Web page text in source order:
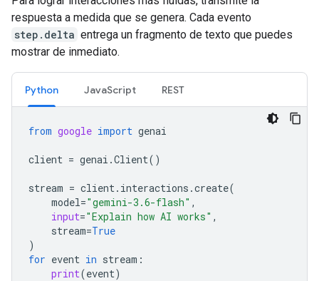
respuesta a medida que se genera. Cada evento
step.delta entrega un fragmento de texto que puedes
mostrar de inmediato.
Python JavaScript REST
from google import genai
client = genai .Client()
stream = client. interactions .create(
model="gemini-3.6-flash" ,
input="Explain how AI works" ,
stream=True
)
for event in stream :
print(event)